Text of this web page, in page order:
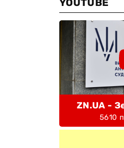
YOUTUBE
ZN.UA -
5610